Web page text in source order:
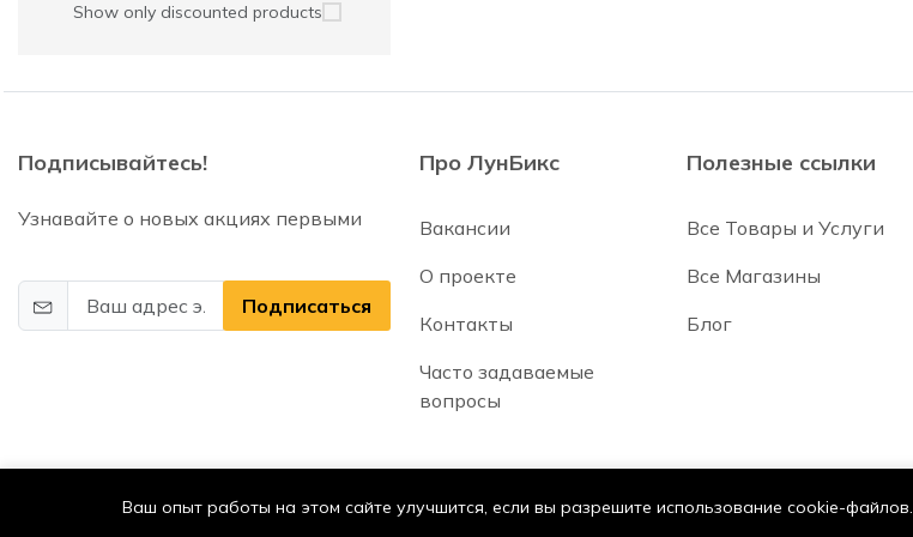
Show only discounted products
Подписывайтесь!
Узнавайте о новых акциях первыми
Подписаться
Про ЛунБикс
Вакансии
О проекте
Контакты
Часто задаваемые
вопросы
Полезные ссылки
Все Товары и Услуги
Все Магазины
Блог
Ваш опыт работы на этом сайте улучшится, если вы разрешите использование cookie-файлов.